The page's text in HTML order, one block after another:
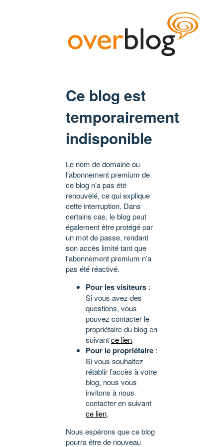
Ce blog est
temporairement
indisponible
Le nom de domaine ou
l’abonnement premium de
ce blog n’a pas été
renouvelé, ce qui explique
cette interruption. Dans
certains cas, le blog peut
également être protégé par
un mot de passe, rendant
son accès limité tant que
l’abonnement premium n’a
pas été réactivé.
Pour les visiteurs :
Si vous avez des
questions, vous
pouvez contacter le
propriétaire du blog en
suivantce lien.
Pour le propriétaire :
Si vous souhaitez
rétablir l’accès à votre
blog, nous vous
invitons à nous
contacter en suivant
ce lien.
Nous espérons que ce blog
pourra être de nouveau